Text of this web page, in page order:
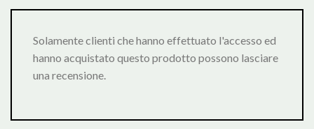
Solamente clienti che hanno effettuato l'accesso ed
hanno acquistato questo prodotto possono lasciare
una recensione.